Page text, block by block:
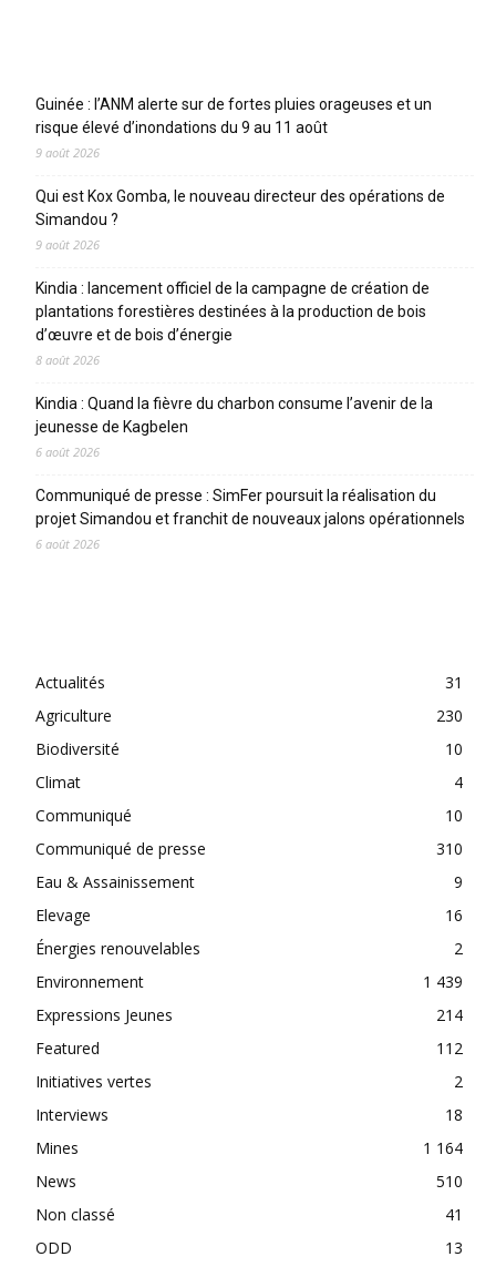
Guinée : l’ANM alerte sur de fortes pluies orageuses et un
risque élevé d’inondations du 9 au 11 août
9 août 2026
Qui est Kox Gomba, le nouveau directeur des opérations de
Simandou ?
9 août 2026
Kindia : lancement officiel de la campagne de création de
plantations forestières destinées à la production de bois
d’œuvre et de bois d’énergie
8 août 2026
Kindia : Quand la fièvre du charbon consume l’avenir de la
jeunesse de Kagbelen
6 août 2026
Communiqué de presse : SimFer poursuit la réalisation du
projet Simandou et franchit de nouveaux jalons opérationnels
6 août 2026
Actualités
31
Agriculture
230
Biodiversité
10
Climat
4
Communiqué
10
Communiqué de presse
310
Eau & Assainissement
9
Elevage
16
Énergies renouvelables
2
Environnement
1 439
Expressions Jeunes
214
Featured
112
Initiatives vertes
2
Interviews
18
Mines
1 164
News
510
Non classé
41
ODD
13